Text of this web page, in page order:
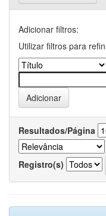
Adicionar filtros:
Utilizar filtros para
Resultados/Página
Registro(s)